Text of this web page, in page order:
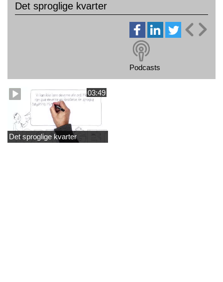
Det sproglige kvarter
Podcasts
03:49
Det sproglige kvarter